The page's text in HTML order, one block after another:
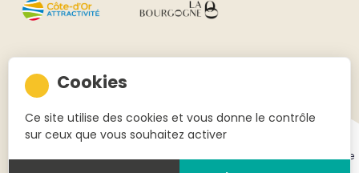
par l'agence
Ce site utilise des cookies et vous donne le contrôle
sur ceux que vous souhaitez activer